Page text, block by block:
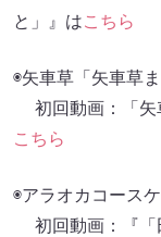
と」』はこちら
◉矢車草「矢車草
初回動画：「矢
こちら
◉アラオカコース
初回動画：『「